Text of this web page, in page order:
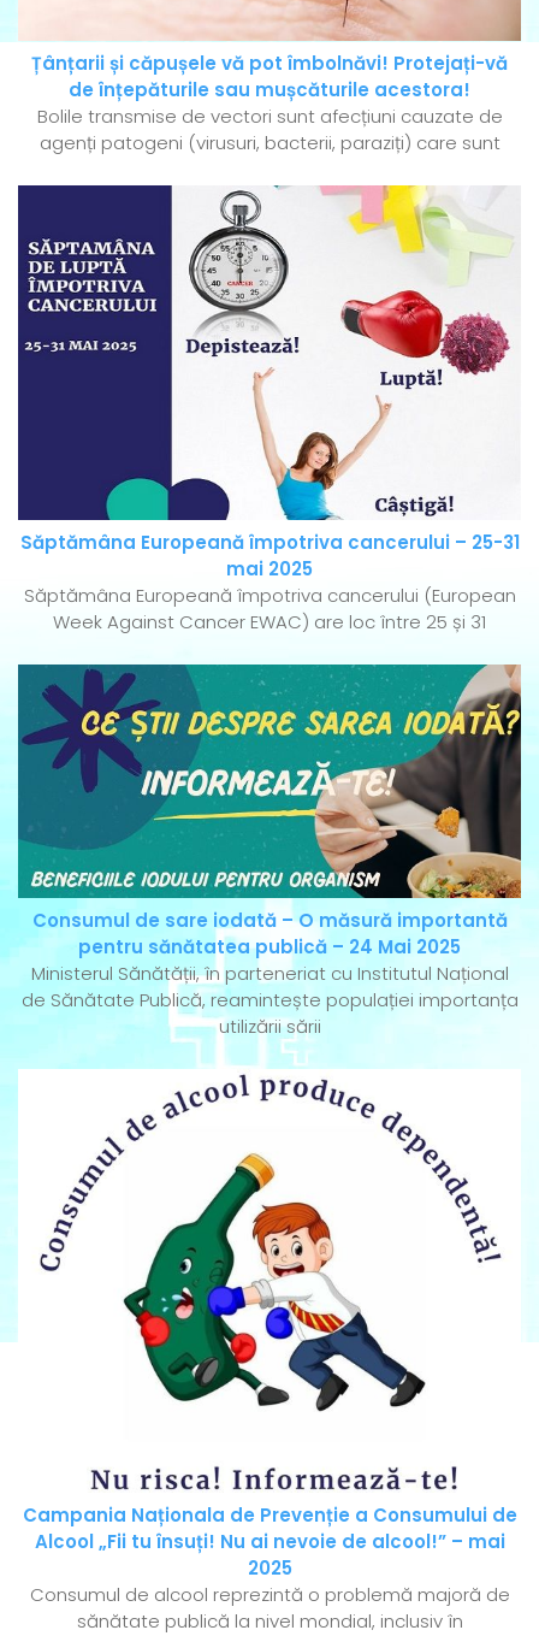
Țânțarii și căpușele vă pot îmbolnăvi! Protejați-vă
de înțepăturile sau mușcăturile acestora!
Bolile transmise de vectori sunt afecțiuni cauzate de
agenți patogeni (virusuri, bacterii, paraziți) care sunt
Săptămâna Europeană împotriva cancerului – 25-31
mai 2025
Săptămâna Europeană împotriva cancerului (European
Week Against Cancer EWAC) are loc între 25 și 31
Consumul de sare iodată – O măsură importantă
pentru sănătatea publică – 24 Mai 2025
Ministerul Sănătății, în parteneriat cu Institutul Național
de Sănătate Publică, reamintește populației importanța
utilizării sării
Campania Naționala de Prevenție a Consumului de
Alcool „Fii tu însuți! Nu ai nevoie de alcool!” – mai
2025
Consumul de alcool reprezintă o problemă majoră de
sănătate publică la nivel mondial, inclusiv în